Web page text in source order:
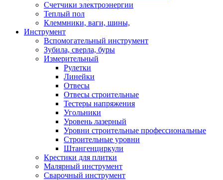
Счетчики электроэнергии
Теплый пол
Клеммники, ваги, шины,
Инструмент
Вспомогательный инструмент
Зубила, сверла, буры
Измерительный
Рулетки
Линейки
Отвесы
Отвесы строительные
Тестеры напряжения
Угольники
Уровень лазерный
Уровни строительные профессиональные
Строительные уровни
Штангенциркули
Крестики для плитки
Малярный инструмент
Сварочный инструмент